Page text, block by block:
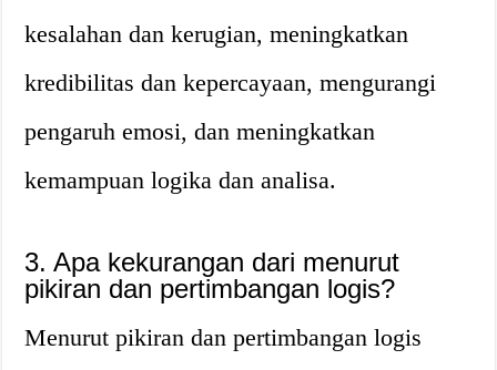
kesalahan dan kerugian, meningkatkan
kredibilitas dan kepercayaan, mengurangi
pengaruh emosi, dan meningkatkan
kemampuan logika dan analisa.
3. Apa kekurangan dari menurut
pikiran dan pertimbangan logis?
Menurut pikiran dan pertimbangan logis